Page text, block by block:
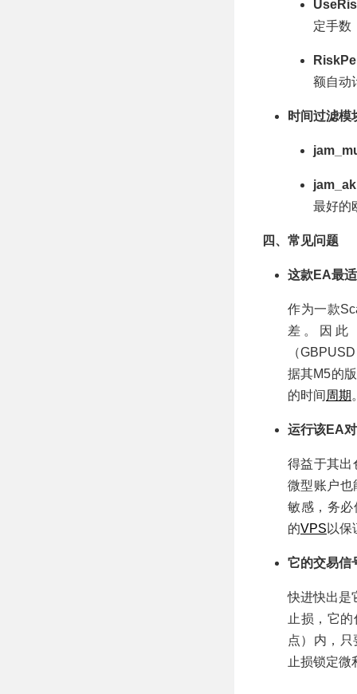
定手数
额自动
时间过滤模
最好的
四、常见问题
这款EA最
作为一款
差。因此
（
据其M5的
的时间 周期
运行该EA
得益于其
微型账户也
敏感，务
的VPS 以保
它的交易信
快进快出是
止损，它
点）内，
止损锁定微